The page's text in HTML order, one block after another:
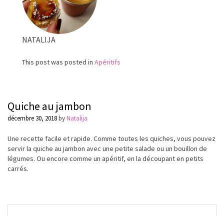
NATALIJA
This post was posted in Apéritifs
Quiche au jambon
décembre 30, 2018byNatalija
Une recette facile et rapide. Comme toutes les quiches, vous pouvez
servir la quiche au jambon avec une petite salade ou un bouillon de
légumes. Ou encore comme un apéritif, en la découpant en petits
carrés.